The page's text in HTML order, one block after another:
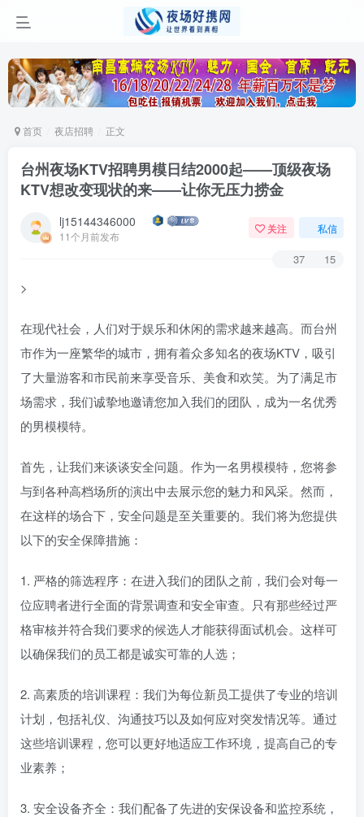
首页 夜店招聘 正文
台州夜场KTV招聘男模日结2000起——顶级夜场
KTV想改变现状的来——让你无压力捞金
lj15144346000
11个月前发布
关注 私信
37 15
>
在现代社会，人们对于娱乐和休闲的需求越来越高。而台州
市作为一座繁华的城市，拥有着众多知名的夜场KTV，吸引
了大量游客和市民前来享受音乐、美食和欢笑。为了满足市
场需求，我们诚挚地邀请您加入我们的团队，成为一名优秀
的男模模特。
首先，让我们来谈谈安全问题。作为一名男模模特，您将参
与到各种高档场所的演出中去展示您的魅力和风采。然而，
在这样的场合下，安全问题是至关重要的。我们将为您提供
以下的安全保障措施：
1. 严格的筛选程序：在进入我们的团队之前，我们会对每一
位应聘者进行全面的背景调查和安全审查。只有那些经过严
格审核并符合我们要求的候选人才能获得面试机会。这样可
以确保我们的员工都是诚实可靠的人选；
2. 高素质的培训课程：我们为每位新员工提供了专业的培训
计划，包括礼仪、沟通技巧以及如何应对突发情况等。通过
这些培训课程，您可以更好地适应工作环境，提高自己的专
业素养；
3. 安全设备齐全：我们配备了先进的安保设备和监控系统，